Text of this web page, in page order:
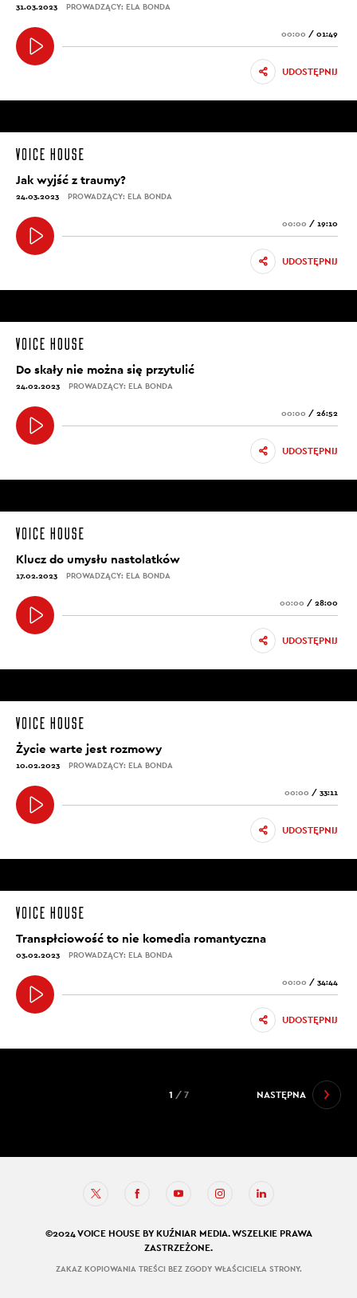
31.03.2023 PROWADZĄCY: ELA BONDA
00:00 / 01:49
UDOSTĘPNIJ
Jak wyjść z traumy?
24.03.2023 PROWADZĄCY: ELA BONDA
00:00 / 19:10
UDOSTĘPNIJ
Do skały nie można się przytulić
24.02.2023 PROWADZĄCY: ELA BONDA
00:00 / 26:52
UDOSTĘPNIJ
Klucz do umysłu nastolatków
17.02.2023 PROWADZĄCY: ELA BONDA
00:00 / 28:00
UDOSTĘPNIJ
Życie warte jest rozmowy
10.02.2023 PROWADZĄCY: ELA BONDA
00:00 / 33:11
UDOSTĘPNIJ
Transpłciowość to nie komedia romantyczna
03.02.2023 PROWADZĄCY: ELA BONDA
00:00 / 34:44
UDOSTĘPNIJ
NASTĘPNA
1 / 7
©2024 VOICE HOUSE BY KUŹNIAR MEDIA. WSZELKIE PRAWA
ZASTRZEŻONE.
ZAKAZ KOPIOWANIA TREŚCI BEZ ZGODY WŁAŚCICIELA STRONY.